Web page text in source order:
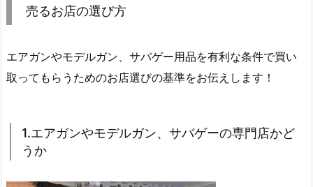
売るお店の選び方
エアガンやモデルガン、サバゲー用品を有利な条件で買い
取ってもらうためのお店選びの基準をお伝えします！
1.エアガンやモデルガン、サバゲーの専門店かど
うか